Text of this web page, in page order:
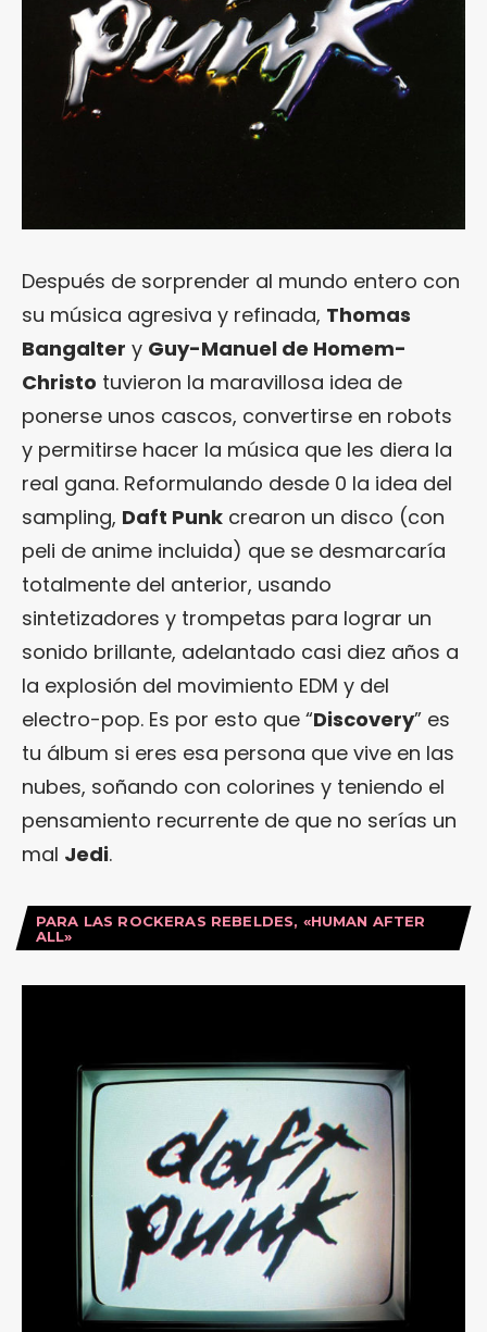
Después de sorprender al mundo entero con
su música agresiva y refinada, Thomas
Bangalter y Guy-Manuel de Homem-
Christo tuvieron la maravillosa idea de
ponerse unos cascos, convertirse en robots
y permitirse hacer la música que les diera la
real gana. Reformulando desde 0 la idea del
sampling, Daft Punk crearon un disco (con
peli de anime incluida) que se desmarcaría
totalmente del anterior, usando
sintetizadores y trompetas para lograr un
sonido brillante, adelantado casi diez años a
la explosión del movimiento EDM y del
electro-pop. Es por esto que “Discovery” es
tu álbum si eres esa persona que vive en las
nubes, soñando con colorines y teniendo el
pensamiento recurrente de que no serías un
mal Jedi.
PARA LAS ROCKERAS REBELDES, «HUMAN AFTER
ALL»